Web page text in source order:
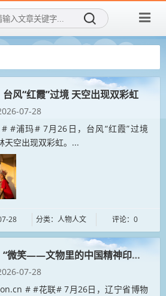
造传统IP！
新成员！
风“红霞”过境 天空出现双彩虹
07-28
#浦玛# 7月26日，台风“红霞”过境
天空出现双彩虹。...
28 分类：人物人文 评论：0
“微笑——文物里的中国精神印记”展
07-28
# #花联# 7月26日，辽宁省博物